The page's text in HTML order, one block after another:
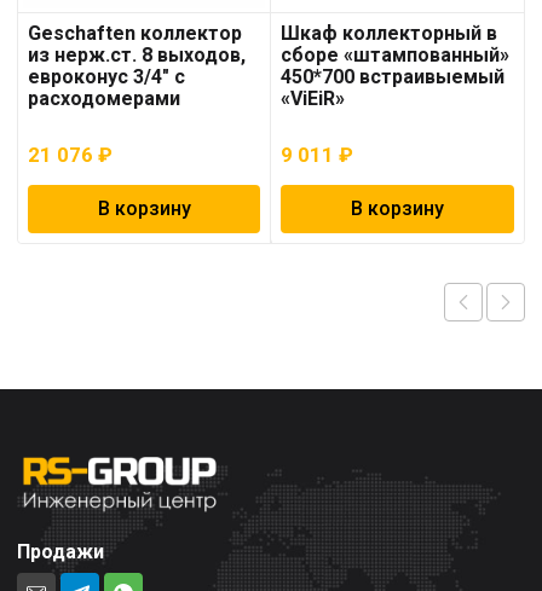
Geschaften коллектор
из нерж.ст. 8 выходов,
евроконус 3/4″ с
расходомерами
21 076 ₽
В корзину
Шкаф коллекторный в
сборе «штампованный»
450*700 встраивыемый
«ViEiR»
9 011₽
В корзину
Продажи